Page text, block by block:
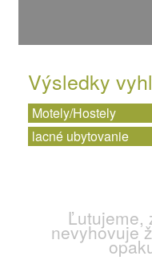
Výsledky
Motely/Hostely
lacné ubytovanie
Ľutujeme,
nevyhovuje